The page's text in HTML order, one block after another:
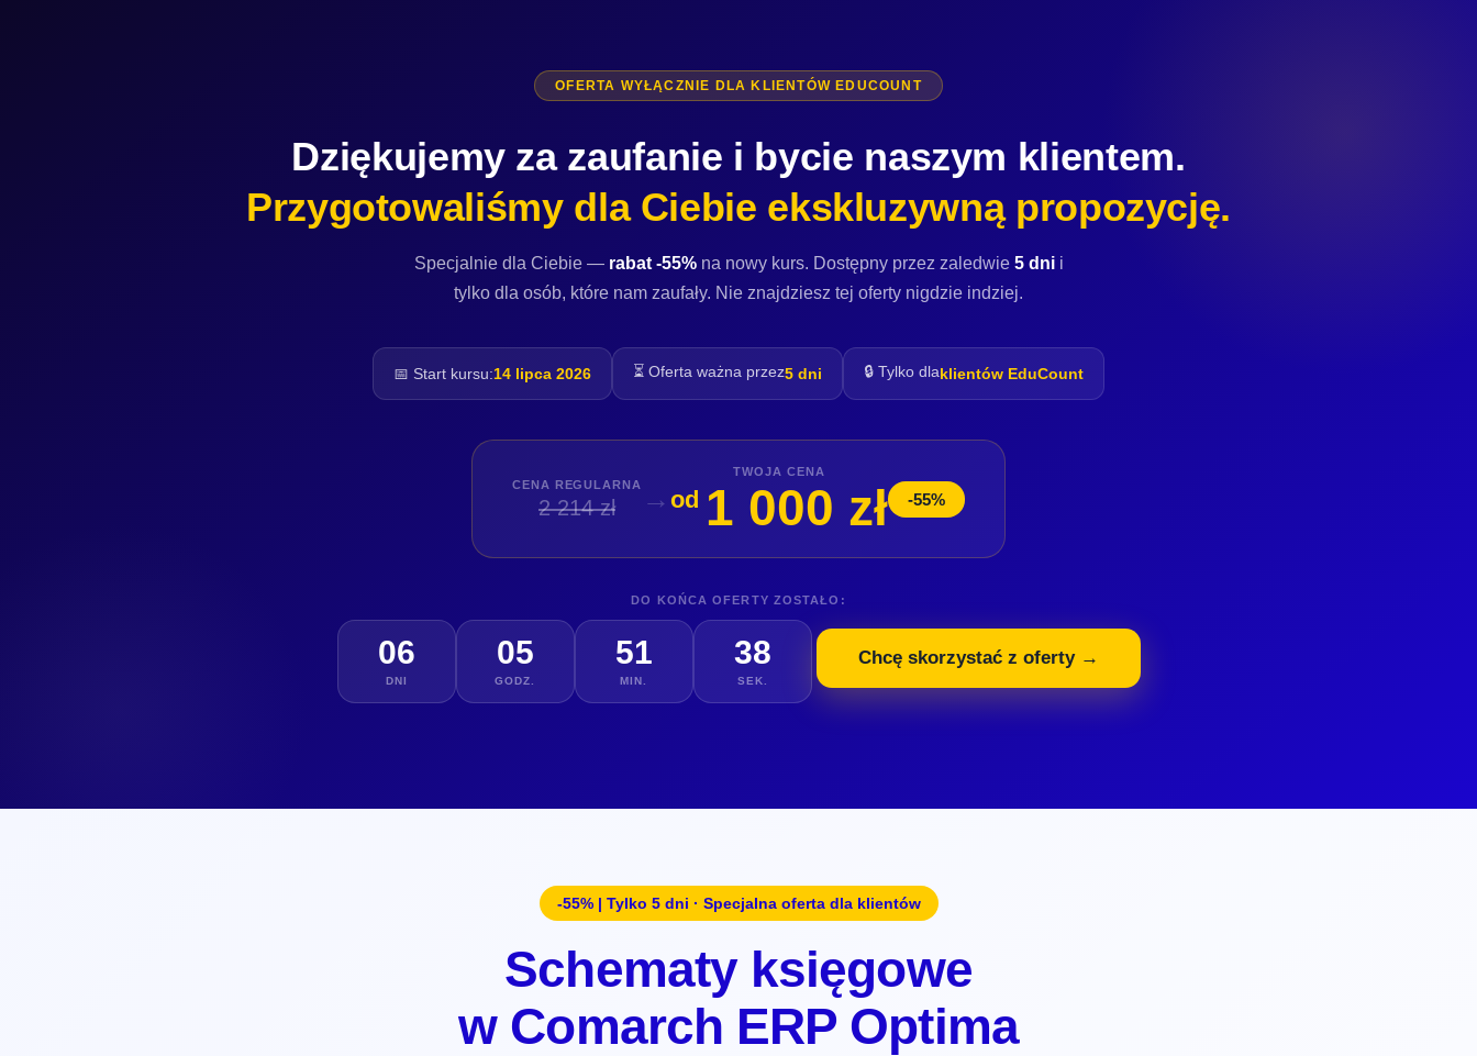
OFERTA WYŁĄCZNIE DLA KLIENTÓW EDUCOUNT
Dziękujemy za zaufanie i bycie naszym klientem.
Przygotowaliśmy dla Ciebie ekskluzywną propozycję.
Specjalnie dla Ciebie — rabat -55%na nowy kurs. Dostępny przez zaledwie 5 dnii
tylko dla osób, które nam zaufały. Nie znajdziesz tej oferty nigdzie indziej.
📅 Start kursu:14 lipca 2026 ⏳ Oferta ważna przez5 dni 🔒 Tylko dlaklientów EduCount
CENA REGULARNA
2 214 zł →
TWOJA CENA
od 1 000 zł -55%
DO KOŃCA OFERTY ZOSTAŁO:
06
DNI
05
GODZ.
51
MIN.
38
SEK.
Chcę skorzystać z oferty →
-55% | Tylko 5 dni · Specjalna oferta dla klientów
Schematy księgowe
w Comarch ERP Optima